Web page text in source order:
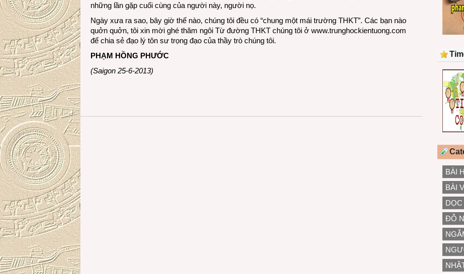
những lần gặp cuối cùng của người này, người nọ.
Ngày xưa ra sao, bây giờ thế nào, chúng tôi đều có “chung một mái trường THKT”. Các bạn nào
quởn quởn, tôi xin mời ghé thăm ngôi Từ đường THKT chúng tôi ở www.trunghockientuong.com
để chia sẻ đạo lý tôn sư trọng đạo của thầy trò chúng tôi.
PHẠM HỒNG PHƯỚC
(Saigon 25-6-2013)
BÀI
BÀI
ĐỖ